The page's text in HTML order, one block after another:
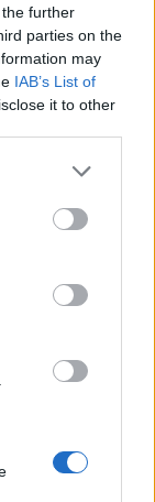
further
parties on the
may
IAB’s List of
it to other
more Google
may click to
party tags to
below Google
qui, anche
considerato
un livello di
portare a
trasferibili
in